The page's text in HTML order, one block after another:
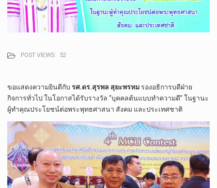
POST VIEWS: 52
ขอแสดงความยินดีกับ รศ.ดร.สุรพล สุยะพรหม รองอธิการบดีฝ่าย
กิจการทั่วไป ในโอกาสได้รับรางวัล “บุคคลต้นแบบทำความดี” ในฐานะ
ผู้ทำคุณประโยชน์ต่อพระพุทธศาสนา สังคม และประเทศชาติ